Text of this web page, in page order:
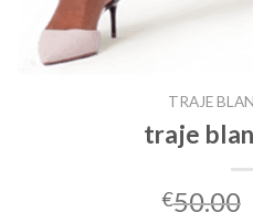
TRAJE
traje
€50.00